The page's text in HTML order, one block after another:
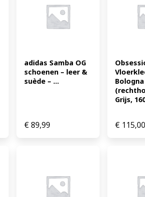
adidas Samba OG
schoenen – leer &
suède – ...
€89,99
Bologna
Grijs,
€ 115,00